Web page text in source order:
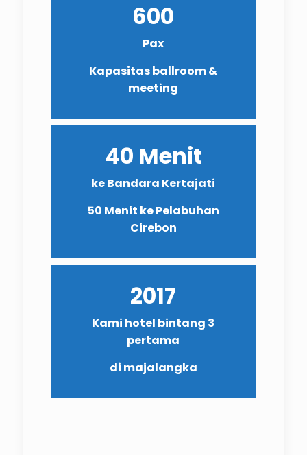
600
Pax
Kapasitas ballroom &
meeting
40 Menit
ke Bandara Kertajati
50 Menit ke Pelabuhan
Cirebon
2017
Kami hotel bintang 3
pertama
di majalangka